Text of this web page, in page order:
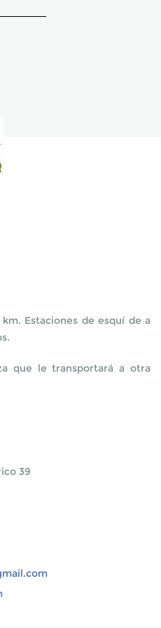
Estaciones de esquí de a
que le transportará a otra
39